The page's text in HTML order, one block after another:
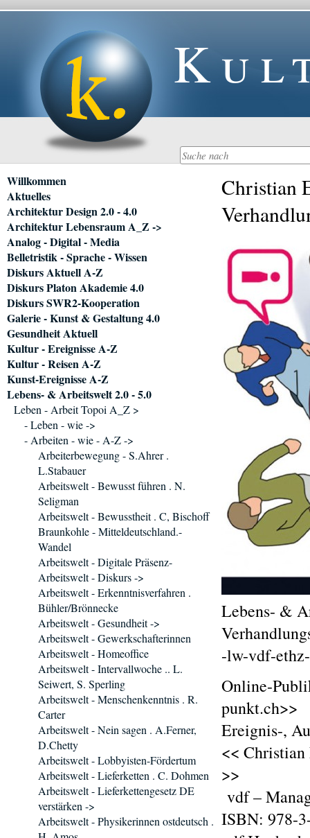
Christian
Lebens- &
-lw-vdf-
Online-
punkt.ch>>
Ereignis-,
<< Christian
>>
vdf –
ISBN: 978-
Navigation
überspringen
Willkommen
Aktuelles
Architektur Design 2.0 - 4.0
Architektur Lebensraum A_Z ->
Analog - Digital - Media
Belletristik - Sprache - Wissen
Diskurs Aktuell A-Z
Diskurs Platon Akademie 4.0
Diskurs SWR2-Kooperation
Galerie - Kunst & Gestaltung 4.0
Gesundheit Aktuell
Kultur - Ereignisse A-Z
Kultur - Reisen A-Z
Kunst-Ereignisse A-Z
Lebens- & Arbeitswelt 2.0 - 5.0
Leben - Arbeit Topoi A_Z >
- Leben - wie ->
- Arbeiten - wie - A-Z ->
Arbeiterbewegung - S.Ahrer .
L.Stabauer
Arbeitswelt - Bewusst führen . N.
Seligman
Arbeitswelt - Bewusstheit . C, Bischoff
Braunkohle - Mitteldeutschland.-
Wandel
Arbeitswelt - Digitale Präsenz-
Arbeitswelt - Diskurs ->
Arbeitswelt - Erkenntnisverfahren .
Bühler/Brönnecke
Arbeitswelt - Gesundheit ->
Arbeitswelt - Gewerkschafterinnen
Arbeitswelt - Homeoffice
Arbeitswelt - Intervallwoche .. L.
Seiwert, S. Sperling
Arbeitswelt - Menschenkenntnis . R.
Carter
Arbeitswelt - Nein sagen . A.Ferner,
D.Chetty
Arbeitswelt - Lobbyisten-Fördertum
Arbeitswelt - Lieferketten . C. Dohmen
Arbeitswelt - Lieferkettengesetz DE
verstärken ->
Arbeitswelt - Physikerinnen ostdeutsch .